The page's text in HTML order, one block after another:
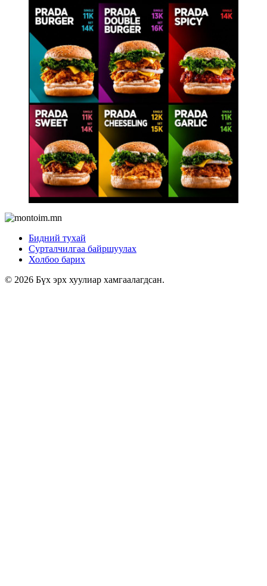
Бидний тухай
Сурталчилгаа байршуулах
Холбоо барих
© 2026 Бүх эрх хуулиар хамгаалагдсан.